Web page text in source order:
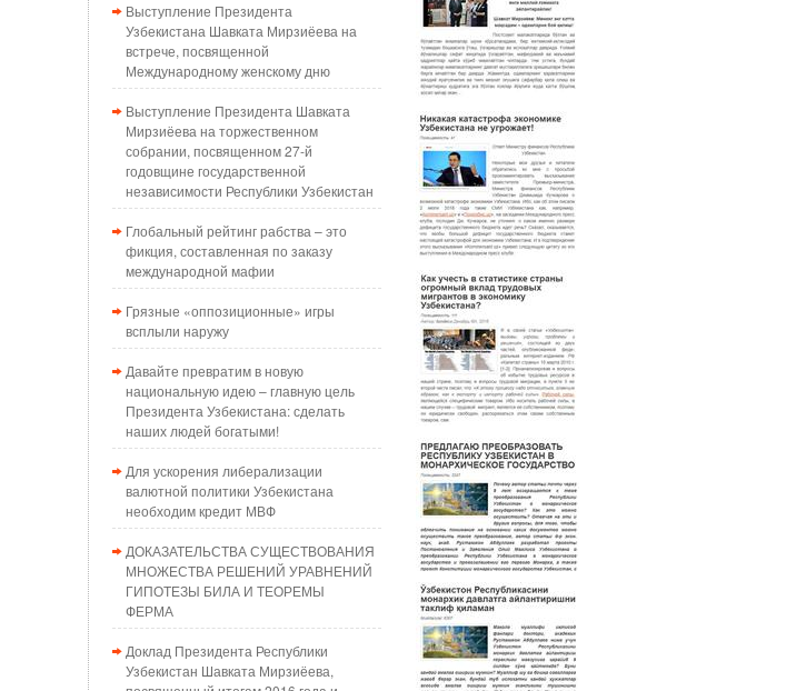
Выступление Президента
Узбекистана Шавката Мирзиёева на
встрече, посвященной
Международному женскому дню
Выступление Президента Шавката
Мирзиёева на торжественном
собрании, посвященном 27-й
годовщине государственной
независимости Республики Узбекистан
Глобальный рейтинг рабства – это
фикция, составленная по заказу
международной мафии
Грязные «оппозиционные» игры
всплыли наружу
Давайте превратим в новую
национальную идею – главную цель
Президента Узбекистана: сделать
наших людей богатыми!
Для ускорения либерализации
валютной политики Узбекистана
необходим кредит МВФ
ДОКАЗАТЕЛЬСТВА СУЩЕСТВОВАНИЯ
МНОЖЕСТВА РЕШЕНИЙ УРАВНЕНИЙ
ГИПОТЕЗЫ БИЛА И ТЕОРЕМЫ
ФЕРМА
Доклад Президента Республики
Узбекистан Шавката Мирзиёева,